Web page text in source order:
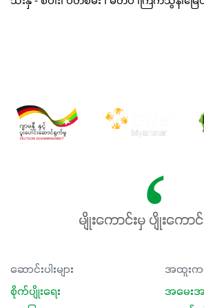
မျိုးကောင်းမှ ပျိုးကော
ဆောင်းပါးများ
စိုက်ပျိုးရေး
အထူးကဏ္
အမေးအ